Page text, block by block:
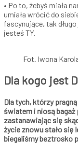
• Po to, żebyś miała
umiała wrócić do
fascynujące, tak
jesteś TY.
Fot. Iwona
Dla kogo jest
Dla tych, którzy
światem i niosą
zastanawiając się
życie znowu stało się
biegaliśmy beztrosko